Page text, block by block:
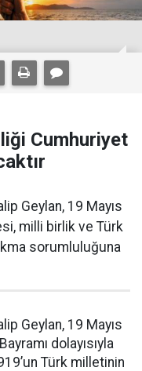
Cumhuriyet
Geylan, 19 Mayıs
milli birlik ve Türk
sorumluluğuna
Geylan, 19 Mayıs
dolayısıyla
Türk milletinin